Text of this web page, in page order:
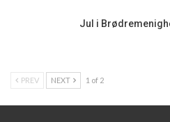
Jul i
PREV NEXT 1 of 2